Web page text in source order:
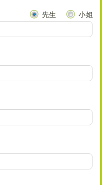
先生 小姐